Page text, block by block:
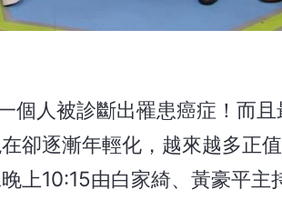
個人被診斷出罹患癌症！而
卻逐漸年輕化，越來越多正
上10:15由白家綺、黃豪平主